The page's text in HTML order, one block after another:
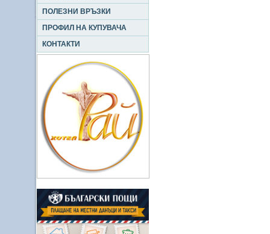
ПОЛЕЗНИ ВРЪЗКИ
ПРОФИЛ НА КУПУВАЧА
КОНТАКТИ